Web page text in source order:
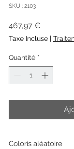
SKU : 2103
467,97 €
Taxe Incluse |
Quantité *
Coloris aléatoire